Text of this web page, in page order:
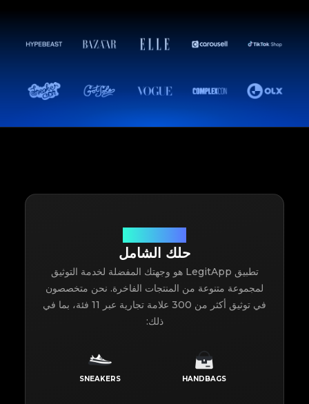
حلك الشامل
تطبيق LegitApp هو وجهتك المفضلة لخدمة التوثيق
لمجموعة متنوعة من المنتجات الفاخرة. نحن متخصصون
في توثيق أكثر من 300 علامة تجارية عبر 11 فئة، بما في
ذلك:
HANDBAGS
SNEAKERS